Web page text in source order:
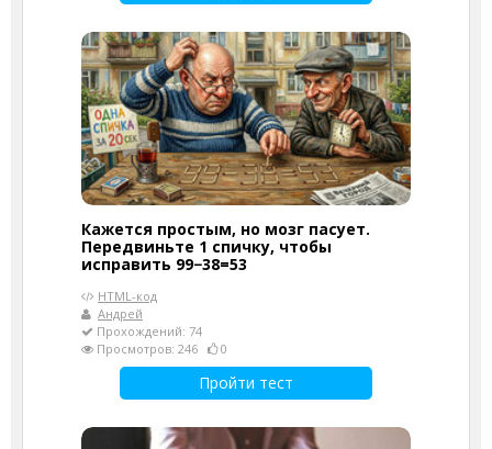
Кажется простым, но мозг пасует.
Передвиньте 1 спичку, чтобы
исправить 99−38=53
HTML-код
Андрей
Прохождений: 74
Просмотров: 246
0
Пройти тест